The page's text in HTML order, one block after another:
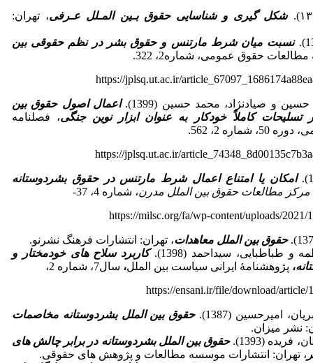
شکل گیری و شناسایی حقوق بـین‌ المـلل عـرفی، تهران:
نسبت میان شرط مارتنس و حقوق بشر در نظم حقوقی بین
حقوق عمومی، شماره2، 322.
https://jplsq.ut.ac.ir/
و صیادنژاد، محمد حسین (1399).
اعمال اصول حقوق بین
تسلیحات کاملاً خودکار به عنوان ابزار نوین جنگی، فصلنامه
2، 562.
https://jplsq.ut.ac.ir/
امکان یا امتناع اعمال شرط مارتنس در حقوق بشردوستانه
مرکز مطالعات حقوق بین الملل مدرن، شماره 4، 37-
https://milsc.org/fa/wp-content/uploads/
حقوق بین الملل معاهدات، تهران: انتشارات فرهنگ نشرنو.
طباطبایی،‌ سیداحمد (1398).
کاربرد سلاح های خودمختار
و
، پژوهشنامۀ ایرانی سیاست بین الملل، سال7، شماره
2،
https://ensani.ir/file/download/
امیرحسین (1387).
حقوق بین الملل بشردوستانه مخاصمات
نشر میزان.
(1393).
حقوق بین الملل بشردوستانه در برابر چالش های
، تهران: انتشارات موسسه مطالعات و پژوهش های حقوقی.